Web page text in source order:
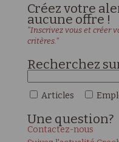
Créez votre
aucune offre !
"Inscrivez vous et créer
critères."
Recherchez
Articles
Une question?
Contactez-nous